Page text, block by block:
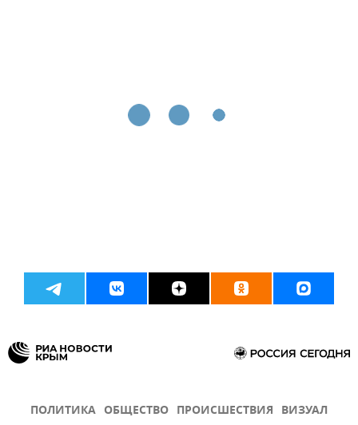
ПОЛИТИКА ОБЩЕСТВО ПРОИСШЕСТВИЯ ВИЗУАЛ